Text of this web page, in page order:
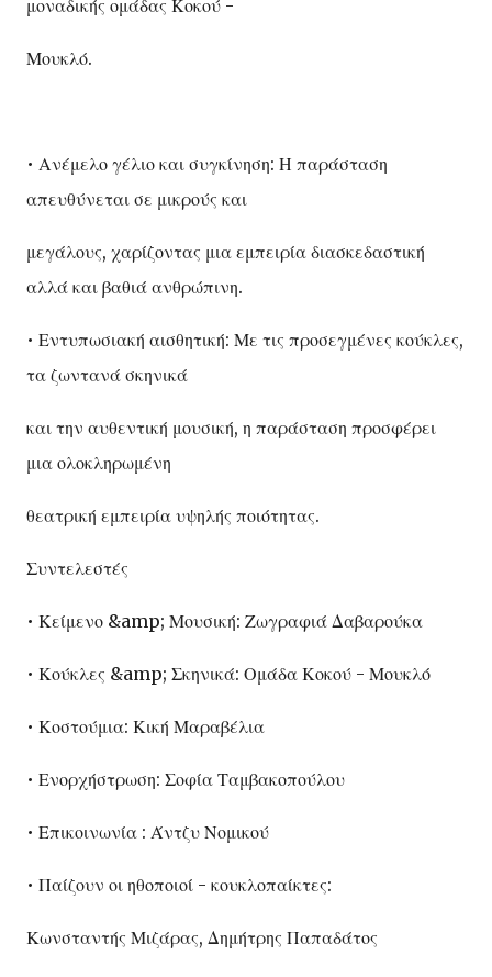
μοναδικής ομάδας Κοκού -
Μουκλό.
• Ανέμελο γέλιο και συγκίνηση: Η παράσταση
απευθύνεται σε μικρούς και
μεγάλους, χαρίζοντας μια εμπειρία διασκεδαστική
αλλά και βαθιά ανθρώπινη.
• Εντυπωσιακή αισθητική: Με τις προσεγμένες κούκλες,
τα ζωντανά σκηνικά
και την αυθεντική μουσική, η παράσταση προσφέρει
μια ολοκληρωμένη
θεατρική εμπειρία υψηλής ποιότητας.
Συντελεστές
• Κείμενο &amp; Μουσική: Ζωγραφιά Δαβαρούκα
• Κούκλες &amp; Σκηνικά: Ομάδα Κοκού - Μουκλό
• Κοστούμια: Κική Μαραβέλια
• Ενορχήστρωση: Σοφία Ταμβακοπούλου
• Επικοινωνία : Άντζυ Νομικού
• Παίζουν οι ηθοποιοί - κουκλοπαίκτες:
Κωνσταντής Μιζάρας, Δημήτρης Παπαδάτος